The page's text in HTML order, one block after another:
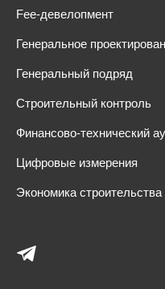
Fee-девелопмент
Генеральное
Генеральный подряд
Строительный контроль
Финансово-технический
Цифровые измерения
Экономика строительства